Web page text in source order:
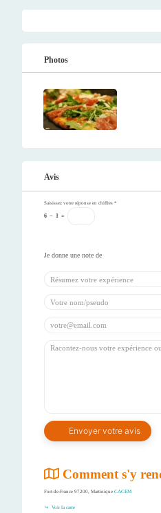
Photos
Avis
Saisissez votre réponse en chiffres *
6 − 1 =
Comment s'y
Fort-de-France 97200, Martinique CACEM
Voir la carte